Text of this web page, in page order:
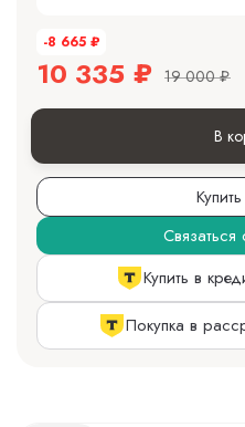
-8 665 ₽
10 335 ₽ 19 000 ₽
В
Связаться
Купить в
Покупка в